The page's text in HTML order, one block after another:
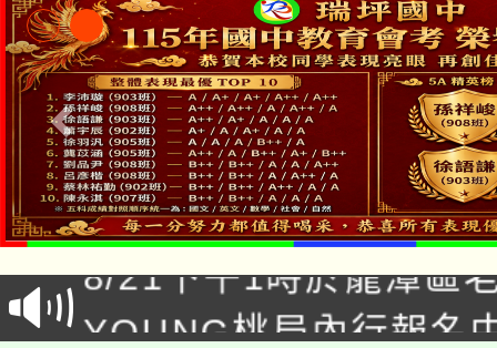
「本色祭」8/29、30在
場熱烈登場!
8/21下午1時於龍潭區
徵才活動。
YOUNG桃局內行報名